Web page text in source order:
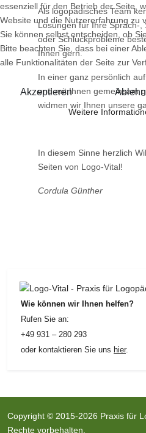
Als logopädisches Team
Lösungen für Ihre Sprach-,
oder Schluckprobleme
Ihnen gern.
In einer ganz persönlich
und mit Ihnen gemeinsam
widmen wir Ihnen unsere
In diesem Sinne herzlich
Seiten von Logo-Vital!
Cordula Günther
Wie können wir Ihnen helfen?
Rufen Sie an:
+49 931 – 280 293
oder kontaktieren Sie uns hier.
Copyright © 2015-2026 Praxis für
Rechte vorbehalten.
essenziell für den Betrieb der Seite,
Website und die Nutzererfahrung zu
Sie können selbst entscheiden, ob
Bitte beachten Sie, dass bei einer
alle Funktionalitäten der Seite zur
Akzeptieren
Weitere